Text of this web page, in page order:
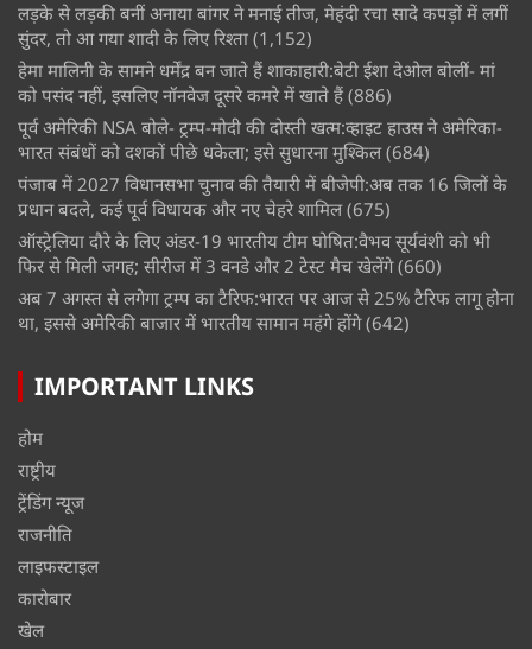
लड़के से लड़की बनीं अनाया बांगर ने मनाई तीज, मेहंदी रचा सादे कपड़ों में लगीं
सुंदर, तो आ गया शादी के लिए रिश्ता (1,152)
हेमा मालिनी के सामने धर्मेंद्र बन जाते हैं शाकाहारी:बेटी ईशा देओल बोलीं- मां
को पसंद नहीं, इसलिए नॉनवेज दूसरे कमरे में खाते हैं (886)
पूर्व अमेरिकी NSA बोले- ट्रम्प-मोदी की दोस्ती खत्म:व्हाइट हाउस ने अमेरिका-
भारत संबंधों को दशकों पीछे धकेला; इसे सुधारना मुश्किल (684)
पंजाब में 2027 विधानसभा चुनाव की तैयारी में बीजेपी:अब तक 16 जिलों के
प्रधान बदले, कई पूर्व विधायक और नए चेहरे शामिल (675)
ऑस्ट्रेलिया दौरे के लिए अंडर-19 भारतीय टीम घोषित:वैभव सूर्यवंशी को भी
फिर से मिली जगह; सीरीज में 3 वनडे और 2 टेस्ट मैच खेलेंगे (660)
अब 7 अगस्त से लगेगा ट्रम्प का टैरिफ:भारत पर आज से 25% टैरिफ लागू होना
था, इससे अमेरिकी बाजार में भारतीय सामान महंगे होंगे (642)
IMPORTANT LINKS
होम
राष्ट्रीय
ट्रेंडिंग न्यूज
राजनीति
लाइफस्टाइल
कारोबार
खेल